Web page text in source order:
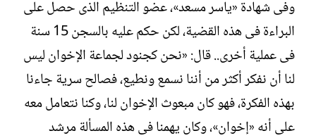
وفى شهادة «ياسر مسعد»، عضو التنظيم الذى حصل على
البراءة فى هذه القضية، لكن حكم عليه بالسجن 15 سنة
فى عملية أخرى.. قال: «نحن كجنود لجماعة الإخوان ليس
لنا أن نفكر أكثر من أننا نسمع ونطيع، فصالح سرية جاءنا
بهذه الفكرة، فهو كان مبعوث الإخوان لنا، وكنا نتعامل معه
على أنه «إخوان»، وكان يهمنا فى هذه المسألة مرشد